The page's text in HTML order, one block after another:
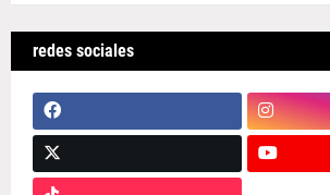
redes sociales